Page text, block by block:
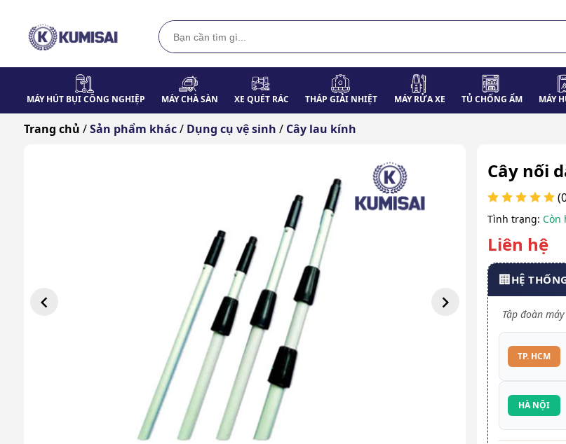
MÁY HÚT BỤI CÔNG NGHIỆP MÁY CHÀ SÀN XE QUÉT RÁC THÁP GIẢI NHIỆT MÁY RỬA XE TỦ CHỐNG ẨM MÁY
Trang chủ / Sản phẩm khác / Dụng cụ vệ sinh / Cây lau kính
Cây nối
Tình trạng: Còn
Liên hệ
🏢HỆ
Tập đoàn
TP. HCM
HÀ NỘI